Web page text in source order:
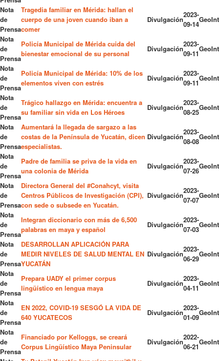
Nota
de
Prensa
Tragedia familiar en Mérida: hallan el
cuerpo de una joven cuando iban a
comer
Divulgación
2023-
09-14
GeoInt
Nota
de
Prensa
Policía Municipal de Mérida cuida del
bienestar emocional de su personal
Divulgación
2023-
09-11
GeoInt
Nota
de
Prensa
Policía Municipal de Mérida: 10% de los
elementos viven con estrés
Divulgación
2023-
09-11
GeoInt
Nota
de
Prensa
Trágico hallazgo en Mérida: encuentra a
su familiar sin vida en Los Héroes
Divulgación
2023-
08-25
GeoInt
Nota
de
Prensa
Aumentará la llegada de sargazo a las
costas de la Península de Yucatán, dicen
especialistas.
Divulgación
2023-
08-08
GeoInt
Nota
de
Prensa
Padre de familia se priva de la vida en
una colonia de Mérida
Divulgación
2023-
07-26
GeoInt
Nota
de
Prensa
Directora General del #Conahcyt, visita
Centros Públicos de Investigación (CPI),
con sede o subsede en Yucatán.
Divulgación
2023-
07-07
GeoInt
Nota
de
Prensa
Integran diccionario con más de 6,500
palabras en maya y español
Divulgación
2023-
07-03
GeoInt
Nota
de
Prensa
DESARROLLAN APLICACIÓN PARA
MEDIR NIVELES DE SALUD MENTAL EN
YUCATÁN
Divulgación
2023-
06-29
GeoInt
Nota
de
Prensa
Prepara UADY el primer corpus
lingüístico en lengua maya
Divulgación
2023-
04-11
GeoInt
Nota
de
Prensa
EN 2022, COVID-19 SESGÓ LA VIDA DE
640 YUCATECOS
Divulgación
2023-
01-09
GeoInt
Nota
de
Prensa
Financiado por Kelloggs, se creará
Corpus Lingüístico Maya Peninsular
Divulgación
2022-
06-21
GeoInt